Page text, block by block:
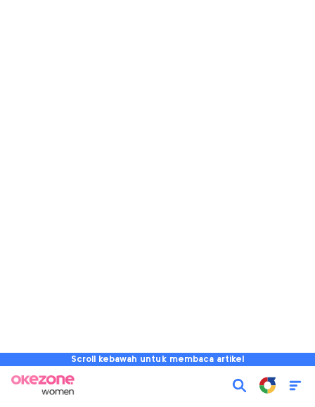
Scroll kebawah untuk membaca artikel